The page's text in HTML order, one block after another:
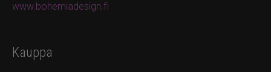
www.bohemiadesign.fi
Kauppa